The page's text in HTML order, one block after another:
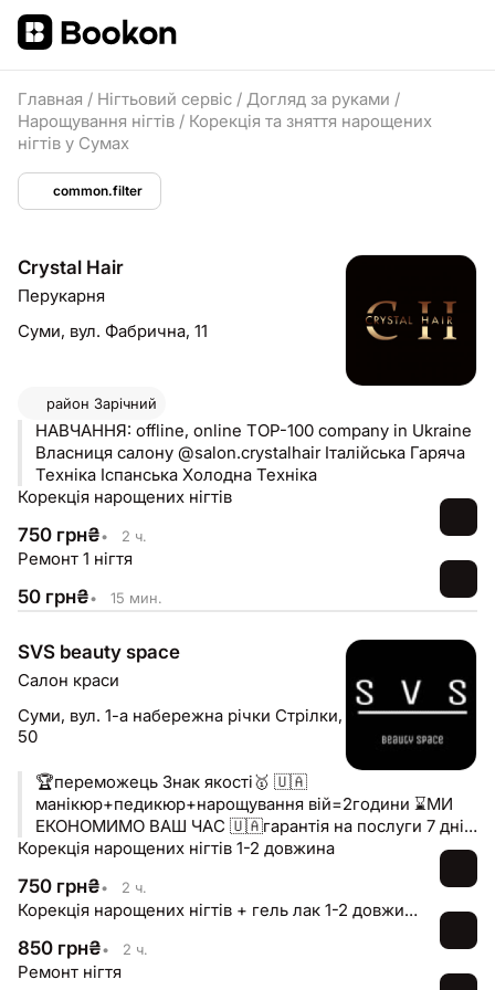
Главная / Нігтьовий сервіс / Догляд за руками /
Нарощування нігтів / Корекція та зняття нарощених
нігтів у Сумах
common.filter
Сrystal Hair
Перукарня
Суми, вул. Фабрична, 11
район Зарічний
НАВЧАННЯ: offline, online TOP-100 company in Ukraine
Власниця салону @salon.crystalhair Італійська Гаряча
Техніка Іспанська Холодна Техніка
Корекція нарощених нігтів
750 грн₴• 2 ч.
Ремонт 1 нігтя
50 грн₴• 15 мин.
SVS beauty space
Салон краси
Суми, вул. 1-а набережна річки Стрілки,
50
🏆переможець Знак якості🥇 🇺🇦
манікюр+педикюр+нарощування вій=2години ⌛️МИ
ЕКОНОМИМО ВАШ ЧАС 🇺🇦гарантія на послуги 7 днів
🇺🇦онлайн запис ⬇️⬇️
Корекція нарощених нігтів 1-2 довжина
750 грн₴• 2 ч.
Корекція нарощених нігтів + гель лак 1-2 довжина
850 грн₴• 2 ч.
Ремонт нігтя